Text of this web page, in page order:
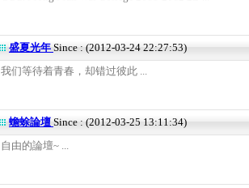
盛夏光年 Since : (2012-03-24 22:27:53)
我们等待着青春，却错过彼此 ...
蟾蜍論壇 Since : (2012-03-25 13:11:34)
自由的論壇~ ...